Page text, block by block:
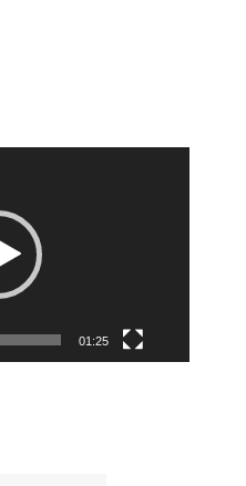
01:25